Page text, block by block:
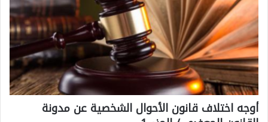
أوجه اختلاف قانون الأحوال الشخصية عن مدونة